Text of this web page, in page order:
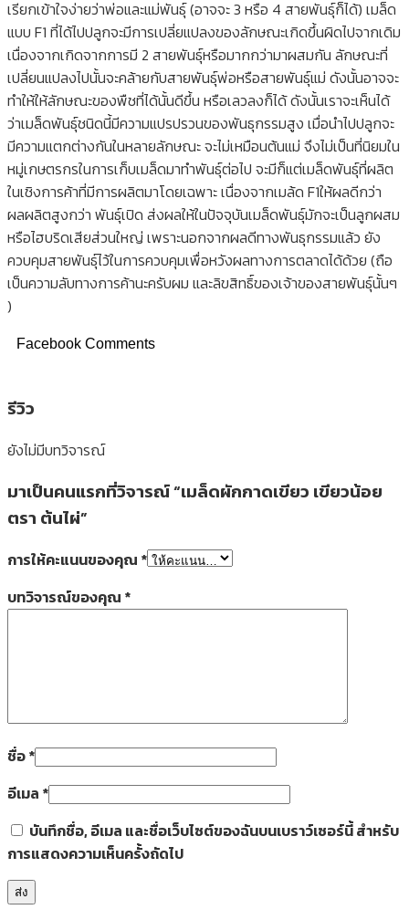
เรียกเข้าใจง่ายว่าพ่อและแม่พันธุ์ (อาจจะ 3 หรือ 4 สายพันธุ์ก็ได้) เมล็ด
แบบ F1 ที่ได้ไปปลูกจะมีการเปลี่ยแปลงของลักษณะเกิดขึ้นผิดไปจากเดิม
เนื่องจากเกิดจากการมี 2 สายพันธุ์หรือมากกว่ามาผสมกัน ลักษณะที่
เปลี่ยนแปลงไปนั้นจะคล้ายกับสายพันธุ์พ่อหรือสายพันธุ์แม่ ดังนั้นอาจจะ
ทำให้ให้ลักษณะของพืชที่ได้นั้นดีขึ้น หรือเลวลงก็ได้ ดังนั้นเราจะเห็นได้
ว่าเมล็ดพันธุ์ชนิดนี้มีความแปรปรวนของพันธุกรรมสูง เมื่อนำไปปลูกจะ
มีความแตกต่างกันในหลายลักษณะ จะไม่เหมือนต้นแม่ จึงไม่เป็นที่นิยมใน
หมู่เกษตรกรในการเก็บเมล็ดมาทำพันธุ์ต่อไป จะมีก็แต่เมล็ดพันธุ์ที่ผลิต
ในเชิงการค้าที่มีการผลิตมาโดยเฉพาะ เนื่องจากเมล้ด F1ให้ผลดีกว่า
ผลผลิตสูงกว่า พันธุ์เปิด ส่งผลให้ในปัจจุบันเมล็ดพันธุ์มักจะเป็นลูกผสม
หรือไฮบริดเสียส่วนใหญ่ เพราะนอกจากผลดีทางพันธุกรรมแล้ว ยัง
ควบคุมสายพันธุ์ไว้ในการควบคุมเพื่อหวังผลทางการตลาดได้ด้วย (ถือ
เป็นความลับทางการค้านะครับผม และลิขสิทธิ์ของเจ้าของสายพันธุ์นั้นๆ
)
Facebook Comments
รีวิว
ยังไม่มีบทวิจารณ์
มาเป็นคนแรกที่วิจารณ์ “เมล็ดผักกาดเขียว เขียวน้อย
ตรา ต้นไผ่”
การให้คะแนนของคุณ *
บทวิจารณ์ของคุณ *
ชื่อ*
อีเมล *
บันทึกชื่อ, อีเมล และชื่อเว็บไซต์ของฉันบนเบราว์เซอร์นี้ สำหรับ
การแสดงความเห็นครั้งถัดไป